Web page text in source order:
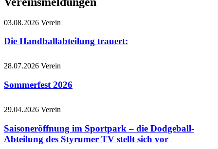
03.08.2026 Verein
Die Handballabteilung trauert:
28.07.2026 Verein
Sommerfest 2026
29.04.2026 Verein
Saisoneröffnung im Sportpark – die Dodgeball-
Abteilung des Styrumer TV stellt sich vor